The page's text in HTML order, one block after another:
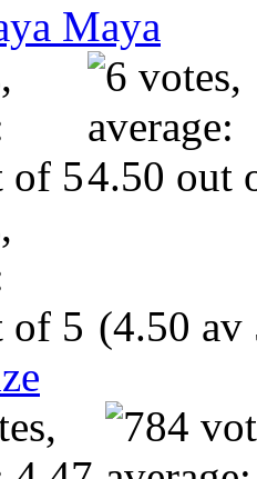
Maya
(4.50 av